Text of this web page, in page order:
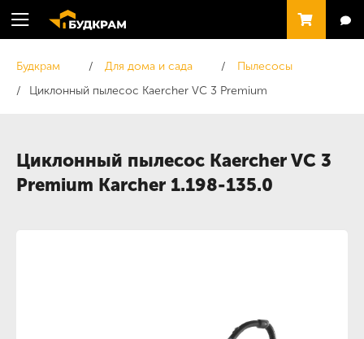
Будкрам Для дома и сада
Пылесосы
Циклонный пылесос Kaercher VC 3 Premium
Циклонный пылесос Kaercher VC 3
Premium Karcher 1.198-135.0